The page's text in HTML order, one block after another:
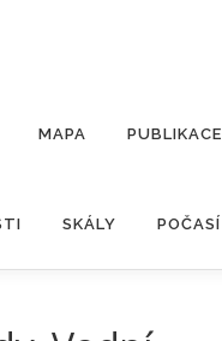
MAPA PUBLIKACE
SKÁLY POČASÍ